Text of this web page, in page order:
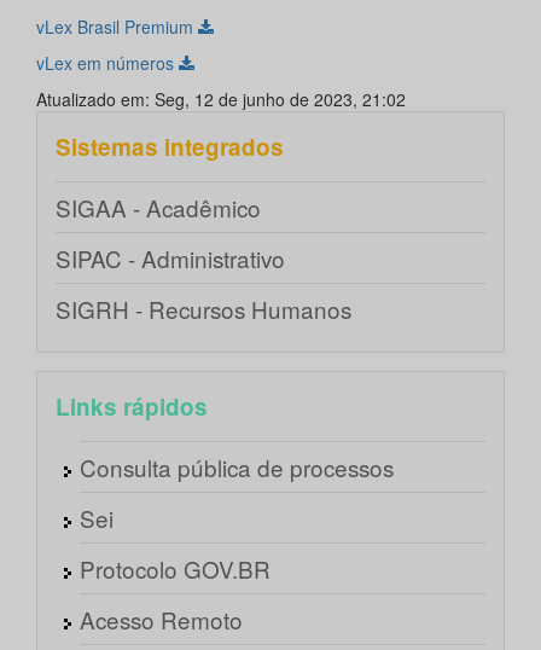
vLex Brasil Premium
vLex em números
Atualizado em: Seg, 12 de junho de 2023, 21:02
Sistemas integrados
SIGAA - Acadêmico
SIPAC - Administrativo
SIGRH - Recursos Humanos
Links rápidos
Consulta pública de processos
Sei
Protocolo GOV.BR
Acesso Remoto